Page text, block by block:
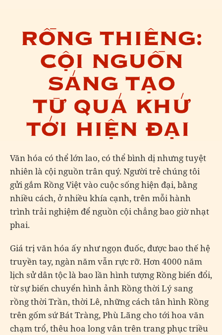
Văn hóa có thể lớn lao, có thể bình dị nhưng tuyệt
nhiên là cội nguồn trân quý. Người trẻ chúng tôi
gửi gắm Rồng Việt vào cuộc sống hiện đại, bằng
nhiều cách, ở nhiều khía cạnh, trên mỗi hành
trình trải nghiệm để nguồn cội chẳng bao giờ nhạt
phai.
Giá trị văn hóa ấy như ngọn đuốc, được bao thế hệ
truyền tay, ngàn năm vẫn rực rỡ. Hơn 4000 năm
lịch sử dân tộc là bao lần hình tượng Rồng biến đổi,
từ sự biến chuyển hình ảnh Rồng thời Lý sang
rồng thời Trần, thời Lê, những cách tân hình Rồng
trên gốm sứ Bát Tràng, Phù Lãng cho tới hoa văn
chạm trổ, thêu hoa long vân trên trang phục triều